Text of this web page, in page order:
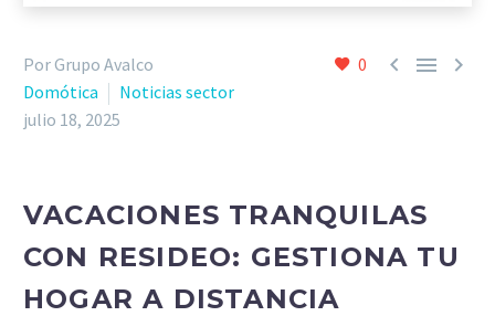
0   
Por Grupo Avalco
Domótica
Noticias sector
julio 18, 2025
VACACIONES TRANQUILAS
CON RESIDEO: GESTIONA TU
HOGAR A DISTANCIA